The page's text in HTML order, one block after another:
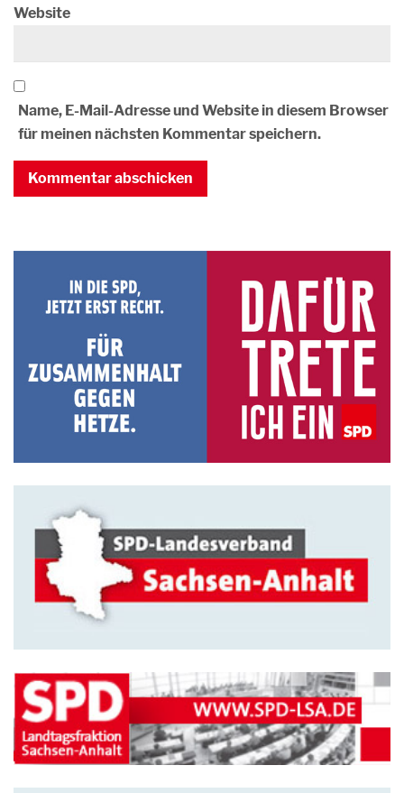
Website
Name, E-Mail-Adresse und Website in diesem Browser
für meinen nächsten Kommentar speichern.